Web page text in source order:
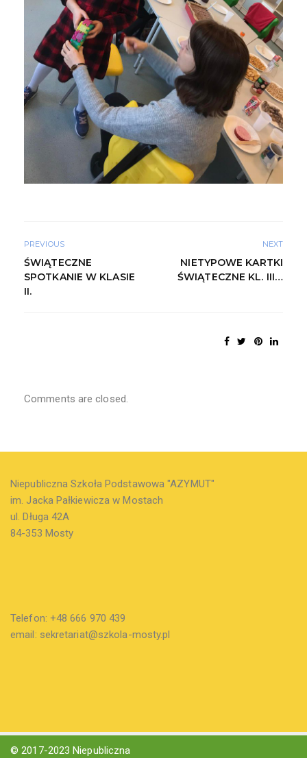
PREVIOUS
ŚWIĄTECZNE
SPOTKANIE W KLASIE
II.
NEXT
NIETYPOWE KARTKI
ŚWIĄTECZNE KL. III…
Comments are closed.
Niepubliczna Szkoła Podstawowa "AZYMUT"
im. Jacka Pałkiewicza w Mostach
ul. Długa 42A
84-353 Mosty
Telefon: +48 666 970 439
email: sekretariat@szkola-mosty.pl
© 2017-2023 Niepubliczna